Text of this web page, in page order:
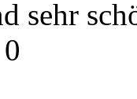
sehr
0